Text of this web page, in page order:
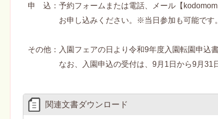
申 込：予約フォームまたは電話、メール【
お申し込みください。※当日参加も可能です
その他：入園フェアの日より令和9年度入園転園申込
なお、入園申込の受付は、9月1日から9月31
関連文書ダウンロード